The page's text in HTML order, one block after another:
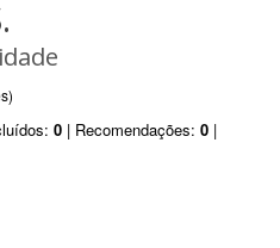
0 | Recomendações: 0 |